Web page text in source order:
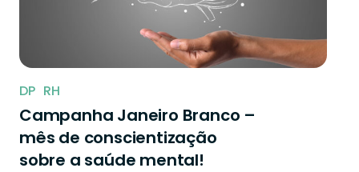
DP RH
Campanha Janeiro Branco –
mês de conscientização
sobre a saúde mental!